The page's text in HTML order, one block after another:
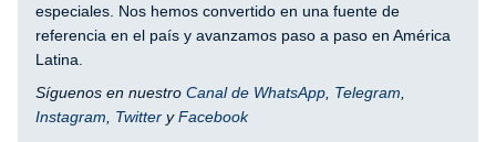
especiales. Nos hemos convertido en una fuente de
referencia en el país y avanzamos paso a paso en América
Latina.
Síguenos en nuestro Canal de WhatsApp Telegram
Instagram
Twitter yFacebook